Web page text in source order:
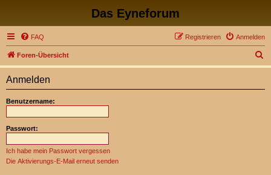
Das Eyneforum
FAQ Anmelden
Registrieren
Foren-Übersicht
u
Anmelden
Benutzername:
Passwort:
Ich habe mein Passwort vergessen
Die Aktivierungs-E-Mail erneut senden